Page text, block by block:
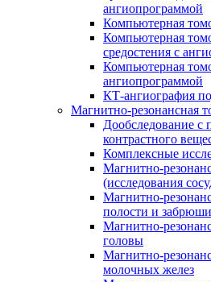
ангиопрограммой
Компьютерная
Компьютерная
средостения с
Компьютерная
ангиопрограммой
КТ-ангиография
Магнитно-резонансная
Дообследование с
контрастного
Комплексные
Магнитно-
(исследования
Магнитно-
полости и
Магнитно-
головы
Магнитно-
молочных желез